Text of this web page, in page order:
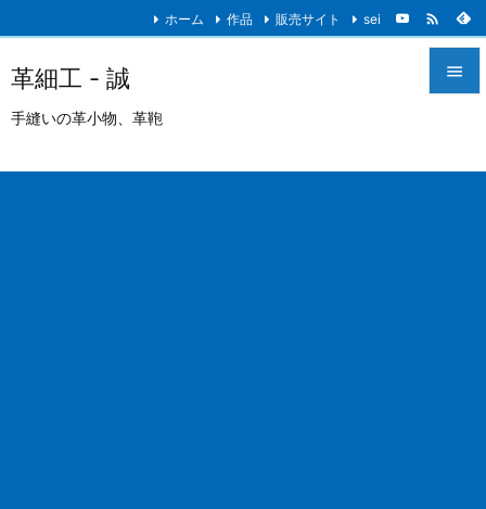
革細工 - 誠
手縫いの革小物、革鞄


ホーム 作品 販売サイト sei 